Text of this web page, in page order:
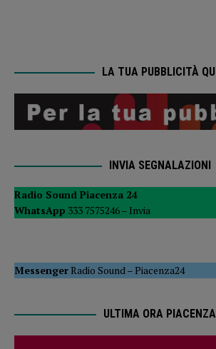
LA TUA PUBBLICITÀ QUI
INVIA SEGNALAZIONI
Radio Sound Piacenza 24
WhatsApp 333 7575246 – Invia
MessengerRadio Sound –Piacenza24
ULTIMA ORA PIACENZA